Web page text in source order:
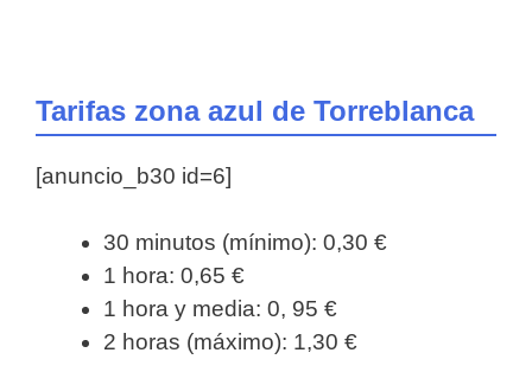
Tarifas zona azul de Torreblanca
[anuncio_b30 id=6]
30 minutos (mínimo): 0,30 €
1 hora: 0,65 €
1 hora y media: 0, 95 €
2 horas (máximo): 1,30 €